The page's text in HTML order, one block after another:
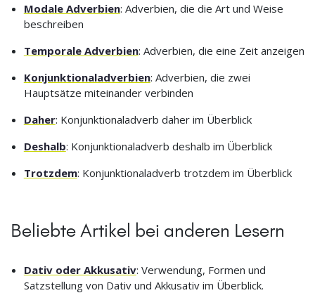
Modale Adverbien: Adverbien, die die Art und Weise
beschreiben
Temporale Adverbien: Adverbien, die eine Zeit anzeigen
Konjunktionaladverbien: Adverbien, die zwei
Hauptsätze miteinander verbinden
Daher: Konjunktionaladverb daher im Überblick
Deshalb: Konjunktionaladverb deshalb im Überblick
Trotzdem: Konjunktionaladverb trotzdem im Überblick
Beliebte Artikel bei anderen Lesern
Dativ oder Akkusativ: Verwendung, Formen und
Satzstellung von Dativ und Akkusativ im Überblick.